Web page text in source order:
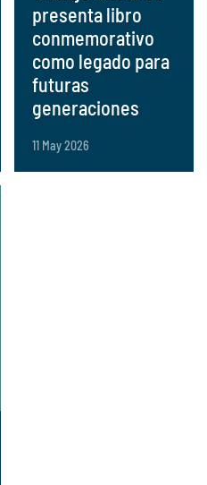
presenta libro
conmemorativo
como legado para
futuras
generaciones
11 May 2026